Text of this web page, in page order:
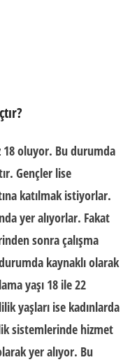
18 oluyor. Bu durumda
Gençler lise
katılmak istiyorlar.
yer alıyorlar. Fakat
sonra çalışma
kaynaklı olarak
yaşı 18 ile 22
yaşları ise kadınlarda
sistemlerinde hizmet
yer alıyor. Bu